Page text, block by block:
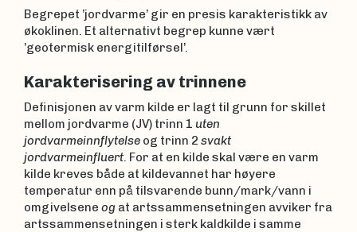
Begrepet ’jordvarme’ gir en presis karakteristikk av
økoklinen. Et alternativt begrep kunne vært
’geotermisk energitilførsel’.
Karakterisering av trinnene
Definisjonen av varm kilde er lagt til grunn for skillet
mellom jordvarme (JV) trinn 1 uten
jordvarmeinnflytelse og trinn 2 svakt
jordvarmeinfluert . For at en kilde skal være en varm
kilde kreves både at kildevannet har høyere
temperatur enn på tilsvarende bunn/mark/vann i
omgivelsene og at artssammensetningen avviker fra
artssammensetningen i sterk kaldkilde i samme